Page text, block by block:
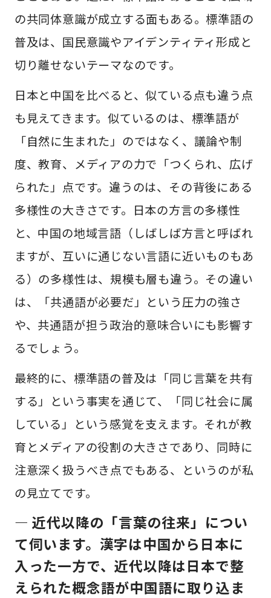
の共同体意識が成立する面もある。標準語の
普及は、国民意識やアイデンティティ形成と
切り離せないテーマなのです。
日本と中国を比べると、似ている点も違う点
も見えてきます。似ているのは、標準語が
「自然に生まれた」のではなく、議論や制
度、教育、メディアの力で「つくられ、広げ
られた」点です。違うのは、その背後にある
多様性の大きさです。日本の方言の多様性
と、中国の地域言語（しばしば方言と呼ばれ
ますが、互いに通じない言語に近いものもあ
る）の多様性は、規模も層も違う。その違い
は、「共通語が必要だ」という圧力の強さ
や、共通語が担う政治的意味合いにも影響す
るでしょう。
最終的に、標準語の普及は「同じ言葉を共有
する」という事実を通じて、「同じ社会に属
している」という感覚を支えます。それが教
育とメディアの役割の大きさであり、同時に
注意深く扱うべき点でもある、というのが私
の見立てです。
— 近代以降の「言葉の往来」につい
て伺います。漢字は中国から日本に
入った一方で、近代以降は日本で整
えられた概念語が中国語に取り込ま